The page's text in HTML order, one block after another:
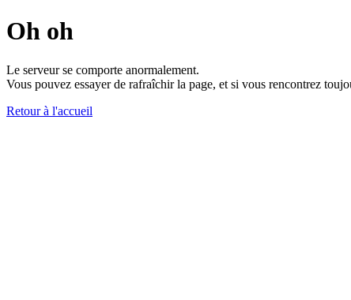
Oh oh
Le serveur se comporte anormalement.
Vous pouvez essayer de rafraîchir la page, et si vous rencontrez
Retour à l'accueil